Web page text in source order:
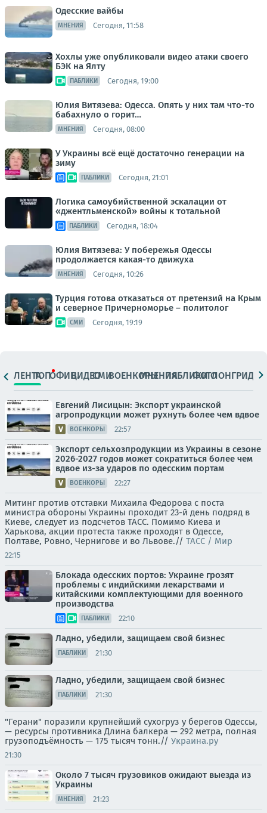
Одесские вайбы
МНЕНИЯ Сегодня, 11:58
Хохлы уже опубликовали видео атаки своего
БЭК на Ялту
ПАБЛИКИ Сегодня, 19:00
Юлия Витязева: Одесса. Опять у них там что-то
бабахнуло о горит…
МНЕНИЯ Сегодня, 08:00
У Украины всё ещё достаточно генерации на
зиму
ПАБЛИКИ Сегодня, 21:01
Логика самоубийственной эскалации от
«джентльменской» войны к тотальной
ПАБЛИКИ Сегодня, 18:04
Юлия Витязева: У побережья Одессы
продолжается какая-то движуха
МНЕНИЯ Сегодня, 10:26
Турция готова отказаться от претензий на Крым
и северное Причерноморье – политолог
СМИ Сегодня, 19:19
ЛЕНТАТОПОФИЦ.ВИДЕОСМИВОЕНКОРЫМНЕНИЯПАБЛИКИ
ФОТОЛОНГРИДЫ
Евгений Лисицын: Экспорт украинской
агропродукции может рухнуть более чем вдвое
ВОЕНКОРЫ 22:57
Экспорт сельхозпродукции из Украины в сезоне
2026-2027 годов может сократиться более чем
вдвое из-за ударов по одесским портам
ВОЕНКОРЫ 22:27
Митинг против отставки Михаила Федорова с поста
министра обороны Украины проходит 23-й день подряд в
Киеве, следует из подсчетов ТАСС. Помимо Киева и
Харькова, акции протеста также проходят в Одессе,
Полтаве, Ровно, Чернигове и во Львове.// ТАСС / Мир
22:15
Блокада одесских портов: Украине грозят
проблемы с индийскими лекарствами и
китайскими комплектующими для военного
производства
ПАБЛИКИ 22:10
Ладно, убедили, защищаем свой бизнес
ПАБЛИКИ 21:30
Ладно, убедили, защищаем свой бизнес
ПАБЛИКИ 21:30
"Герани" поразили крупнейший сухогруз у берегов Одессы,
— ресурсы противника Длина балкера — 292 метра, полная
грузоподъёмность — 175 тысяч тонн.// Украина.ру
21:30
Около 7 тысяч грузовиков ожидают выезда из
Украины
МНЕНИЯ 21:23